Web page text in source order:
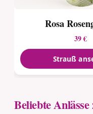
Rosa
39 €
Strauß
Beliebte